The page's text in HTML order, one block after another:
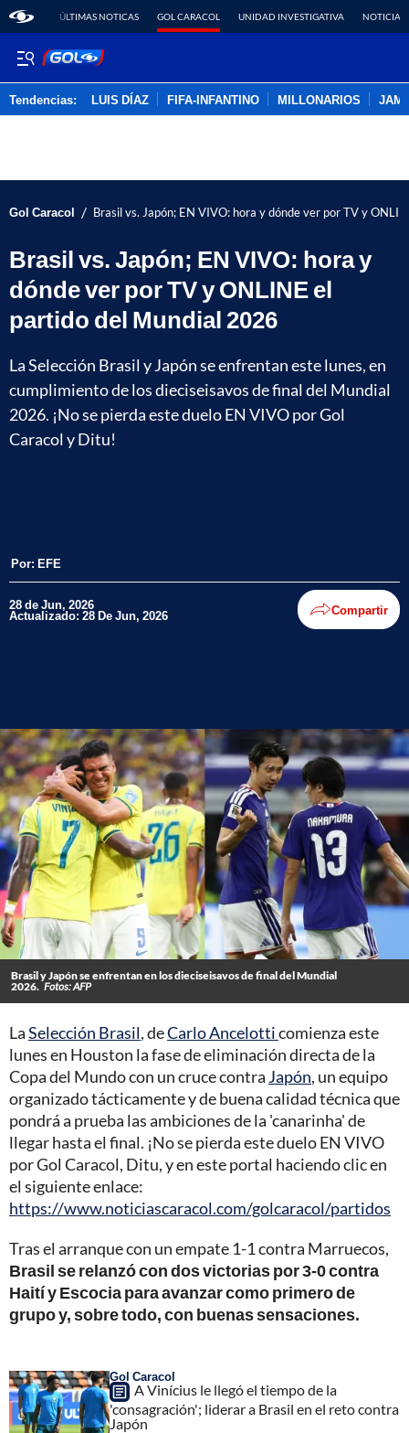
ÚLTIMAS NOTICAS GOL CARACOL UNIDAD INVESTIGATIVA NOTICIAS
Tendencias: LUIS DÍAZ FIFA-INFANTINO MILLONARIOS
Gol Caracol / Brasil vs. Japón; EN VIVO: hora y dónde ver por TV y
Brasil vs. Japón; EN VIVO: hora y
dónde ver por TV y ONLINE el
partido del Mundial 2026
La Selección Brasil y Japón se enfrentan este lunes, en
cumplimiento de los dieciseisavos de final del Mundial
2026. ¡No se pierda este duelo EN VIVO por Gol
Caracol y Ditu!
Por: EFE
28 de Jun, 2026
Actualizado: 28 De Jun, 2026 Compartir
Brasil y Japón se enfrentan en los dieciseisavos de final del Mundial
2026. Fotos: AFP
LaSelección Brasil, deCarlo Ancelotticomienza este
lunes en Houston la fase de eliminación directa de la
Copa del Mundo con un cruce contra Japón, un equipo
organizado tácticamente y de buena calidad técnica que
pondrá a prueba las ambiciones de la 'canarinha' de
llegar hasta el final. ¡No se pierda este duelo EN VIVO
por Gol Caracol, Ditu, y en este portal haciendo clic en
el siguiente enlace:
https://www.noticiascaracol.com/golcaracol/partidos
Tras el arranque con un empate 1-1 contra Marruecos,
Brasil se relanzó con dos victorias por 3-0 contra
Haití y Escocia para avanzar como primero de
grupo y, sobre todo, con buenas sensaciones.
Gol Caracol
A Vinícius le llegó el tiempo de la
'consagración'; liderar a Brasil en el reto contra
Japón